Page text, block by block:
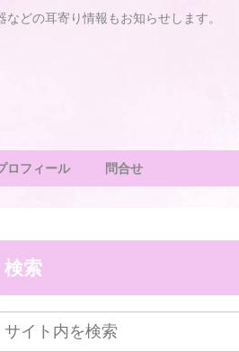
どの耳寄り情報もお知らせします。
ロフィール 問合せ
検索